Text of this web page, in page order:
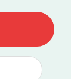
の掲載をもっ
い。
は、掲載を
投稿